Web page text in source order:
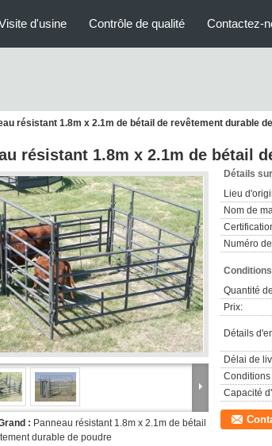
d'usine Contrôle de qualité Contactez-
résistant 1.8m x 2.1m de bétail de revêtement durable
résistant 1.8m x 2.1m de bétail
: Panneau résistant 1.8m x 2.1m de bétail
durable de poudre
Détails
Lieu
Nom de
Numéro
Quantité
Prix:
Détails
Délai de
Capacité